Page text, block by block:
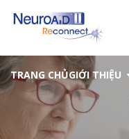
TRANG CHỦGIỚI THIỆU